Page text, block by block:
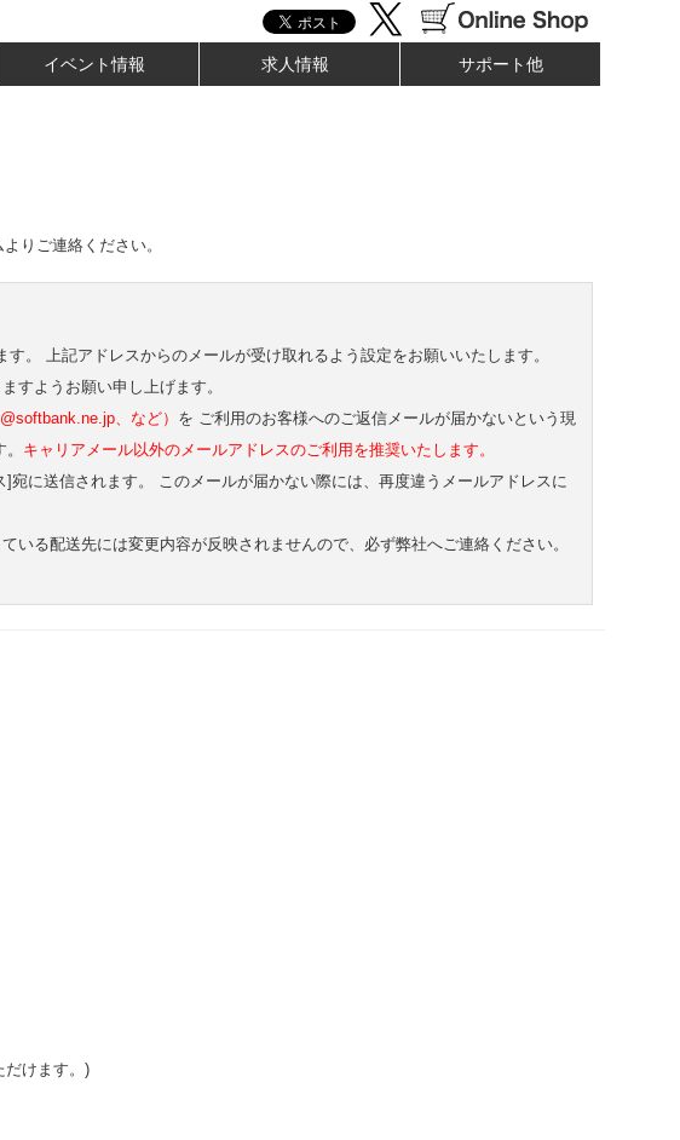
イベント情報 求人情報 サポート他
りご連絡ください。
す。 上記アドレスからのメールが受け取れるよう設定をお願いいたします。
すようお願い申し上げます。
、など） を ご利用のお客様へのご返信メールが届かないという現
キャリアメール以外のメールアドレスのご利用を推奨いたします。
に送信されます。 このメールが届かない際には、再度違うメールアドレスに
る配送先には変更内容が反映されませんので、必ず弊社へご連絡ください。
だけます。)